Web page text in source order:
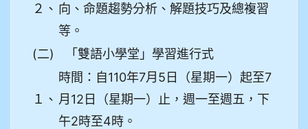
２、 向、命題趨勢分析、解題技巧及總複習
等。
(二)
「雙語小學堂」學習進行式
１、
時間：自110年7月5日（星期一）起至7
月12日（星期一）止，週一至週五，下
午2時至4時。